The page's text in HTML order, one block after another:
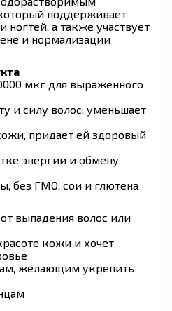
поддерживает
ногтей, а также участвует
и нормализации
мкг для выраженного
и силу волос, уменьшает
придает ей здоровый
энергии и обмену
без ГМО, сои и глютена
выпадения волос или
кожи и хочет
желающим укрепить